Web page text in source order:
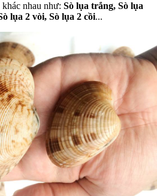
nhau như: Sò lụa trắng, Sò lụa
lụa 2 vòi, Sò lụa 2 cồi...